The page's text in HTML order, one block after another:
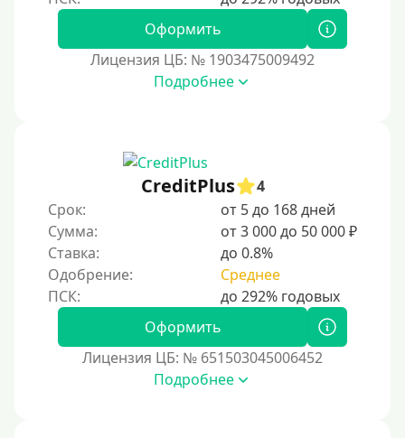
Оформить
Лицензия ЦБ: № 1903475009492
Подробнее
CreditPlus
4
Срок:
от 5 до 168 дней
Сумма:
от 3 000 до 50 000 ₽
Ставка:
до 0.8%
Одобрение:
Среднее
Оформить
Лицензия ЦБ: № 651503045006452
Подробнее